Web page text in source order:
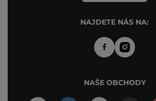
NAJDETE NÁS NA:
NAŠE OBCHODY